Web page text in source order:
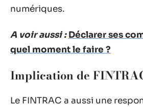
numériques.
A voir aussi : Déclarer ses
quel moment le faire ?
Implication de
Le FINTRAC a aussi une